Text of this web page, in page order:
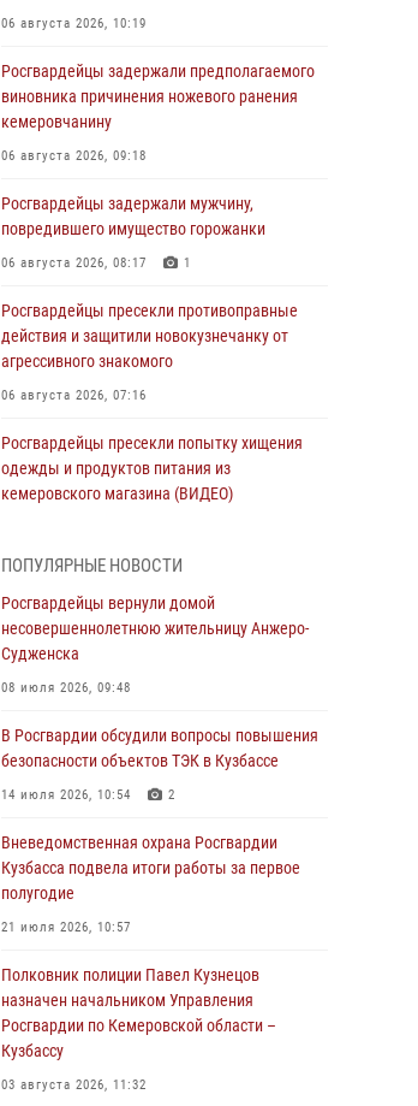
06 августа 2026, 10:19
Росгвардейцы задержали предполагаемого
виновника причинения ножевого ранения
кемеровчанину
06 августа 2026, 09:18
Росгвардейцы задержали мужчину,
повредившего имущество горожанки
06 августа 2026, 08:17 1
Росгвардейцы пресекли противоправные
действия и защитили новокузнечанку от
агрессивного знакомого
06 августа 2026, 07:16
Росгвардейцы пресекли попытку хищения
одежды и продуктов питания из
кемеровского магазина (ВИДЕО)
В Кузбассе стартовал чемпионат Сибирского
ордена Жукова округа Росгвардии по
служебно-боевой стрельбе
05 августа 2026, 10:53
дебошира, устроившего конфликт в
медицинском учреждении
05 августа 2026, 09:30
Росгвардейцы задержали участника драки,
причинившего побои оппоненту
05 августа 2026, 08:50
общественного порядка на городском пляже
05 августа 2026, 08:10
Росгвардейцы в Юрге пресекли попытку
проникновения на территорию частного
ПОПУЛЯРНЫЕ НОВОСТИ
Росгвардейцы вернули домой
несовершеннолетнюю жительницу Анжеро-
Судженска
08 июля 2026, 09:48
В Росгвардии обсудили вопросы повышения
безопасности объектов ТЭК в Кузбассе
14 июля 2026, 10:54 2
Вневедомственная охрана Росгвардии
Кузбасса подвела итоги работы за первое
полугодие
21 июля 2026, 10:57
Полковник полиции Павел Кузнецов
назначен начальником Управления
Росгвардии по Кемеровской области –
Кузбассу
03 августа 2026, 11:32